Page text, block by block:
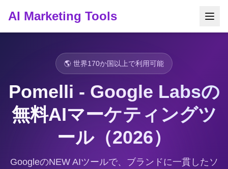
AI Marketing Tools
🌎 世界170か国以上で利用可能
Pomelli - Google Labsの
無料AIマーケティングツ
ール（2026）
GoogleのNEW AIツールで、ブランドに一貫したソ